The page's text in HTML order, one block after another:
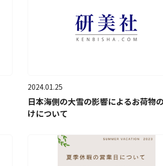
2024.01.25
日本海側の大雪の影響によるお荷物
けについて